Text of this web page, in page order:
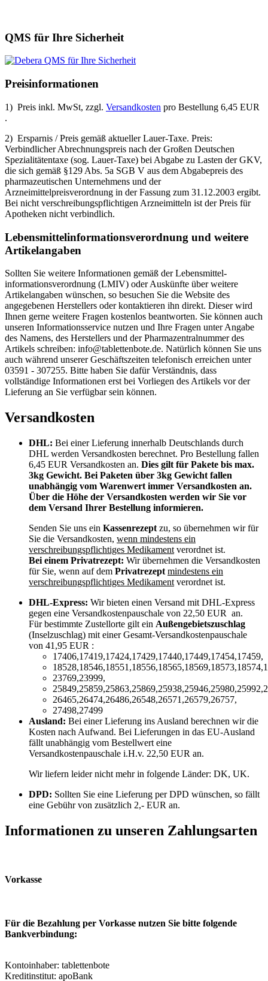
QMS für Ihre Sicherheit
Preisinformationen
1) Preis inkl. MwSt, zzgl. Versandkosten pro Bestellung 6,45 EUR
.
2) Ersparnis / Preis gemäß aktueller Lauer-Taxe. Preis:
Verbindlicher Abrechnungspreis nach der Großen Deutschen
Spezialitätentaxe (sog. Lauer-Taxe) bei Abgabe zu Lasten der GKV,
die sich gemäß §129 Abs. 5a SGB V aus dem Abgabepreis des
pharmazeutischen Unternehmens und der
Arzneimittelpreisverordnung in der Fassung zum 31.12.2003 ergibt.
Bei nicht verschreibungspflichtigen Arzneimitteln ist der Preis für
Apotheken nicht verbindlich.
Lebensmittel­informations­verordnung und weitere
Artikelangaben
Sollten Sie weitere Informationen gemäß der Lebensmittel­
informations­verordnung (LMIV) oder Auskünfte über weitere
Artikelangaben wünschen, so besuchen Sie die Website des
angegebenen Herstellers oder kontaktieren ihn direkt. Dieser wird
Ihnen gerne weitere Fragen kostenlos beantworten. Sie können auch
unseren Informationsservice nutzen und Ihre Fragen unter Angabe
des Namens, des Herstellers und der Pharmazentralnummer des
Artikels schreiben: info@tablettenbote.de. Natürlich können Sie uns
auch während unserer Geschäftszeiten telefonisch erreichen unter
03591 - 307255. Bitte haben Sie dafür Verständnis, dass
vollständige Informationen erst bei Vorliegen des Artikels vor der
Lieferung an Sie verfügbar sein können.
Versandkosten
DHL: Bei einer Lieferung innerhalb Deutschlands durch
DHL werden Versandkosten berechnet. Pro Bestellung fallen
6,45 EUR Versandkosten an. Dies gilt für Pakete bis max.
3kg Gewicht. Bei Paketen über 3kg Gewicht fallen
unabhängig vom Warenwert immer Versandkosten an.
Über die Höhe der Versandkosten werden wir Sie vor
dem Versand Ihrer Bestellung informieren.
Senden Sie uns ein Kassenrezept zu, so übernehmen wir für
Sie die Versandkosten, wenn mindestens ein
verschreibungspflichtiges Medikament verordnet ist.
Bei einem Privatrezept: Wir übernehmen die Versandkosten
für Sie, wenn auf dem Privatrezept mindestens ein
verschreibungspflichtiges Medikament verordnet ist.
DHL-Express: Wir bieten einen Versand mit DHL-Express
gegen eine Versandkostenpauschale von 22,50 EUR an.
Für bestimmte Zustellorte gilt ein Außengebietszuschlag
(Inselzuschlag) mit einer Gesamt-Versandkostenpauschale
von 41,95 EUR :
17406,17419,17424,17429,17440,17449,17454,17459,
23769,23999,
26465,26474,26486,26548,26571,26579,26757,
27498,27499
Ausland: Bei einer Lieferung ins Ausland berechnen wir die
Kosten nach Aufwand. Bei Lieferungen in das EU-Ausland
fällt unabhängig vom Bestellwert eine
Versandkostenpauschale i.H.v. 22,50 EUR an.
Wir liefern leider nicht mehr in folgende Länder: DK, UK.
DPD: Sollten Sie eine Lieferung per DPD wünschen, so fällt
eine Gebühr von zusätzlich 2,- EUR an.
Informationen zu unseren Zahlungsarten
Vorkasse
Für die Bezahlung per Vorkasse nutzen Sie bitte folgende
Bankverbindung:
Kontoinhaber: tablettenbote
Kreditinstitut: apoBank